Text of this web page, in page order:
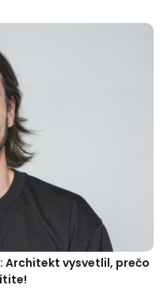
Architekt vysvetlil, prečo